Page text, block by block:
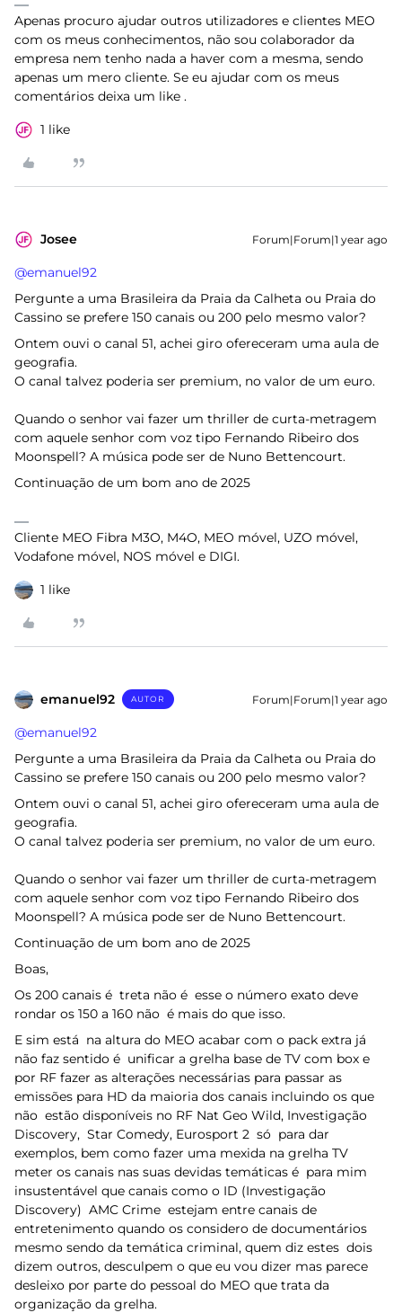
Apenas procuro ajudar outros utilizadores e clientes MEO
com os meus conhecimentos, não sou colaborador da
empresa nem tenho nada a haver com a mesma, sendo
apenas um mero cliente. Se eu ajudar com os meus
comentários deixa um like .
1 like
Josee Forum|Forum|1 year ago
@emanuel92
Pergunte a uma Brasileira da Praia da Calheta ou Praia do
Cassino se prefere 150 canais ou 200 pelo mesmo valor?
Ontem ouvi o canal 51, achei giro ofereceram uma aula de
geografia.
O canal talvez poderia ser premium, no valor de um euro.
Quando o senhor vai fazer um thriller de curta-metragem
com aquele senhor com voz tipo Fernando Ribeiro dos
Moonspell? A música pode ser de Nuno Bettencourt.
Continuação de um bom ano de 2025
Cliente MEO Fibra M3O, M4O, MEO móvel, UZO móvel,
Vodafone móvel, NOS móvel e DIGI.
1 like
emanuel92 AUTOR Forum|Forum|1 year ago
@emanuel92
Pergunte a uma Brasileira da Praia da Calheta ou Praia do
Cassino se prefere 150 canais ou 200 pelo mesmo valor?
Ontem ouvi o canal 51, achei giro ofereceram uma aula de
geografia.
O canal talvez poderia ser premium, no valor de um euro.
Quando o senhor vai fazer um thriller de curta-metragem
com aquele senhor com voz tipo Fernando Ribeiro dos
Moonspell? A música pode ser de Nuno Bettencourt.
Continuação de um bom ano de 2025
Boas,
Os 200 canais é treta não é esse o número exato deve
rondar os 150 a 160 não é mais do que isso.
E sim está na altura do MEO acabar com o pack extra já
não faz sentido é unificar a grelha base de TV com box e
por RF fazer as alterações necessárias para passar as
emissões para HD da maioria dos canais incluindo os que
não estão disponíveis no RF Nat Geo Wild, Investigação
Discovery, Star Comedy, Eurosport 2 só para dar
exemplos, bem como fazer uma mexida na grelha TV
meter os canais nas suas devidas temáticas é para mim
insustentável que canais como o ID (Investigação
Discovery) AMC Crime estejam entre canais de
entretenimento quando os considero de documentários
mesmo sendo da temática criminal, quem diz estes dois
dizem outros, desculpem o que eu vou dizer mas parece
desleixo por parte do pessoal do MEO que trata da
organização da grelha.